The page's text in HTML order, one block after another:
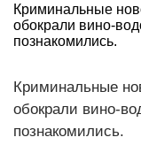
Криминальные
обокрали вино-
познакомились.
Криминальные
обокрали вино-
познакомились.